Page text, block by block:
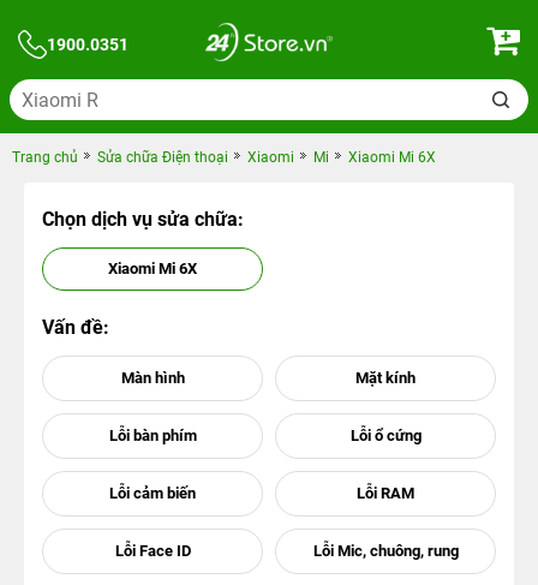
1900.0351
Trang chủ Sửa chữa Điện thoại Xiaomi Mi Xiaomi Mi 6X
Chọn dịch vụ sửa chữa:
Xiaomi Mi 6X
Vấn đề: